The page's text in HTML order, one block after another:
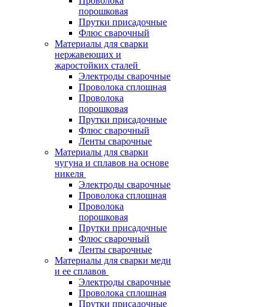
порошковая
Прутки присадочные
Флюс сварочный
Материалы для сварки
нержавеющих и
жаростойких сталей
Электроды сварочные
Проволока сплошная
Проволока
порошковая
Прутки присадочные
Флюс сварочный
Ленты сварочные
Материалы для сварки
чугуна и сплавов на основе
никеля
Электроды сварочные
Проволока сплошная
Проволока
порошковая
Прутки присадочные
Флюс сварочный
Ленты сварочные
Материалы для сварки меди
и ее сплавов
Электроды сварочные
Проволока сплошная
Прутки присадочные